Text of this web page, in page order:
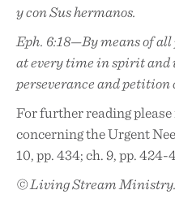
y con Sus hermanos.
Eph. 6:18—By means of
at every time in spirit
perseverance and
For further reading
concerning the Urgent
10, pp. 434; ch. 9, pp.
© Living Stream Ministry.